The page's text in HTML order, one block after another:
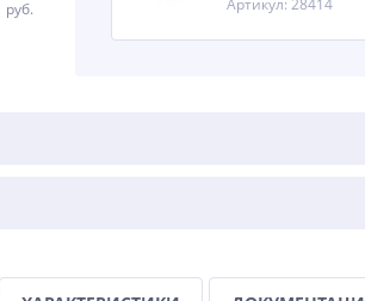
руб. Артикул: 28414